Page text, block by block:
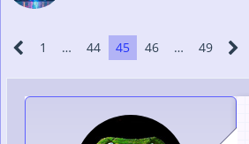
1 … 44 45 46 … 49